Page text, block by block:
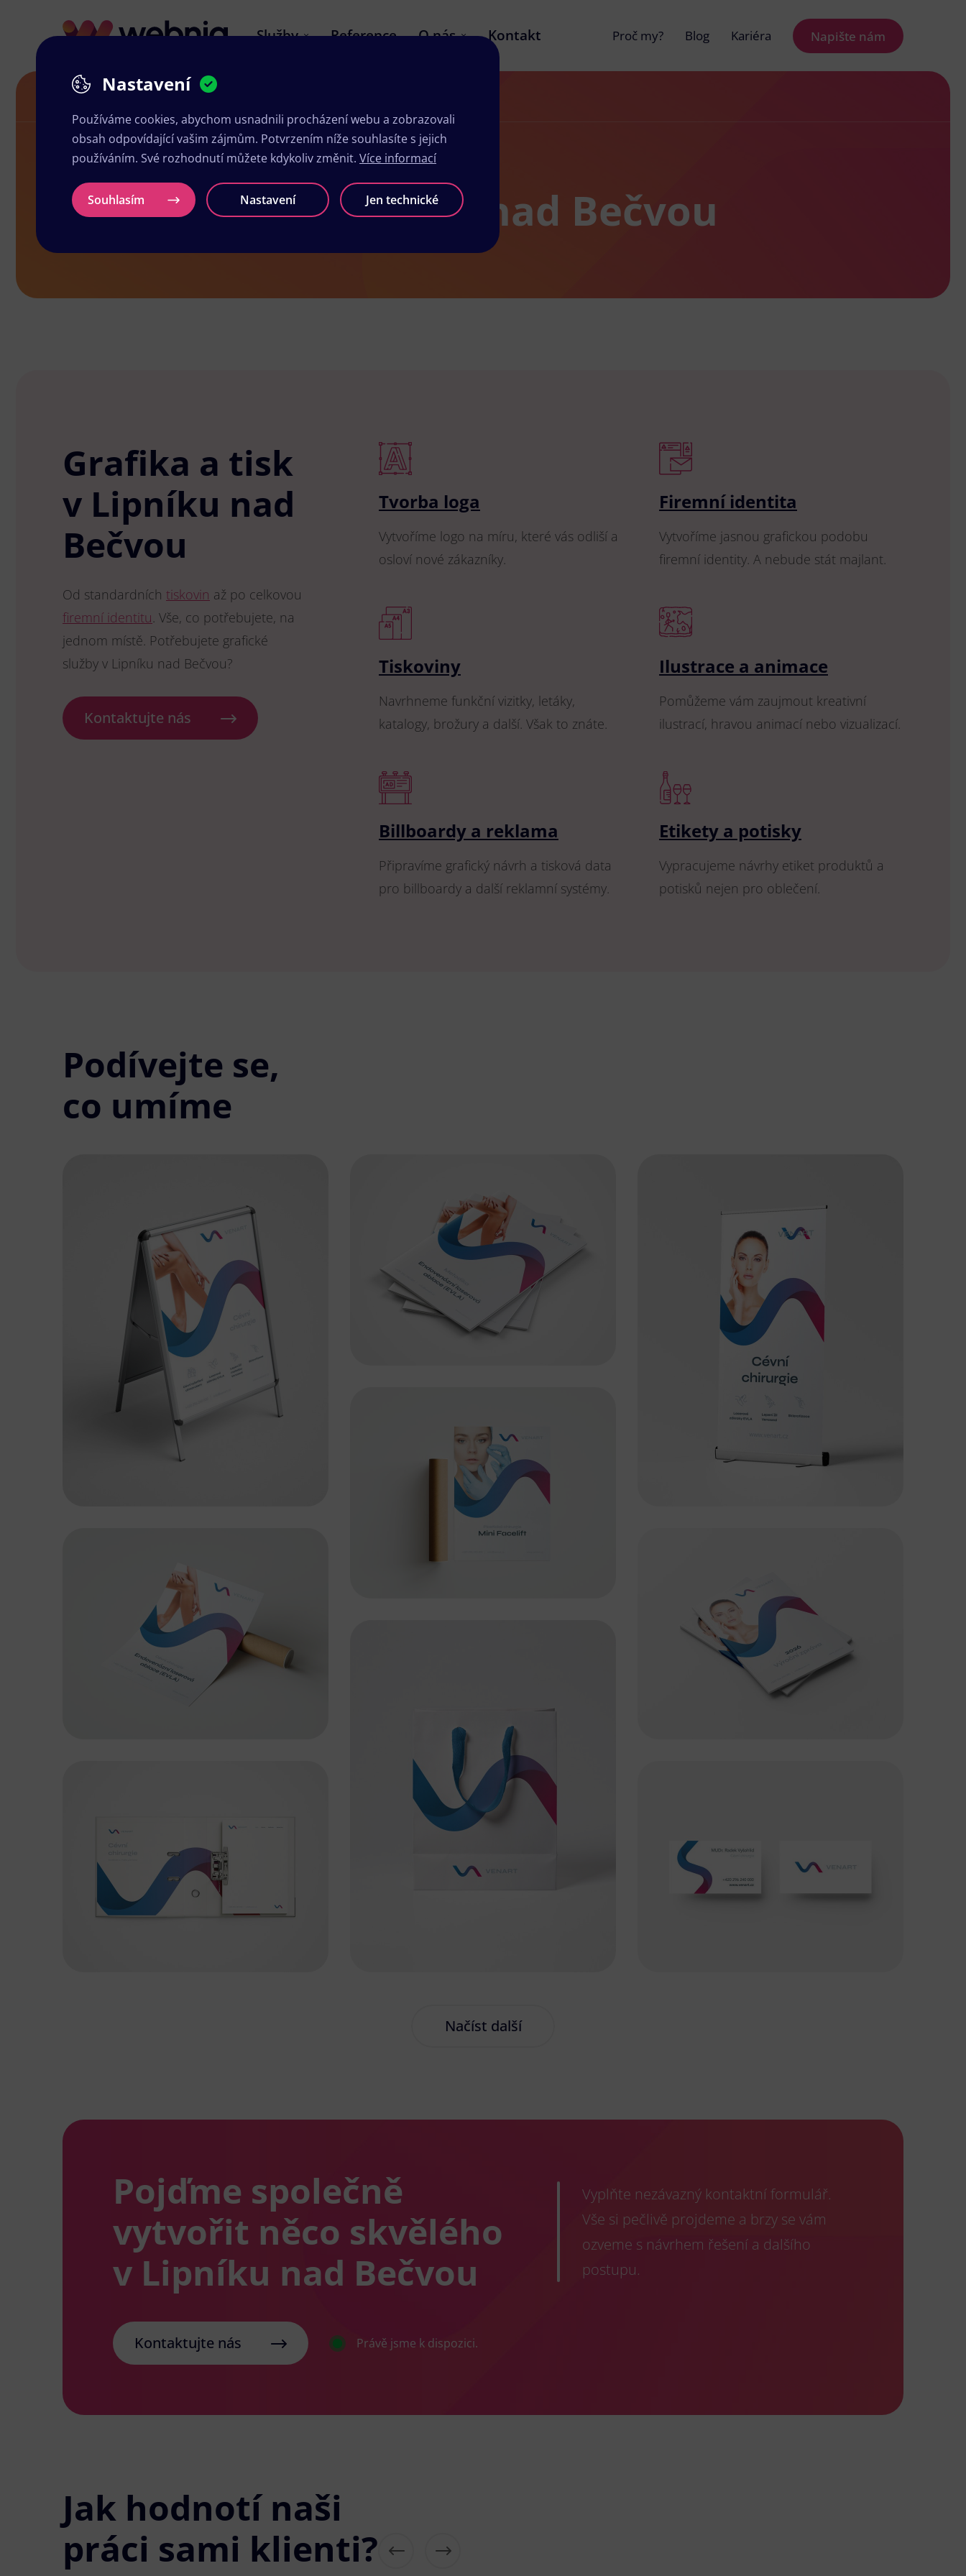
Služby Reference O nás Kontakt Proč my? Blog Kariéra Napište nám
Grafika a tisk Lipník nad Bečvou
Grafika a tisk Lipník nad Bečvou
Grafika a tisk
v Lipníku nad
Bečvou
Od standardních tiskovin až po celkovou
firemní identitu. Vše, co potřebujete, na
jednom místě. Potřebujete grafické
služby v Lipníku nad Bečvou?
Kontaktujte nás
Tvorba loga
Vytvoříme logo na míru, které vás odliší a
osloví nové zákazníky.
Firemní identita
Vytvoříme jasnou grafickou podobu
firemní identity. A nebude stát majlant.
Tiskoviny
Navrhneme funkční vizitky, letáky,
katalogy, brožury a další. Však to znáte.
Ilustrace a animace
Pomůžeme vám zaujmout kreativní
ilustrací, hravou animací nebo vizualizací.
Billboardy a reklama
Připravíme grafický návrh a tisková data
pro billboardy a další reklamní systémy.
Etikety a potisky
Vypracujeme návrhy etiket produktů a
potisků nejen pro oblečení.
Podívejte se,
co umíme
Načíst další
Pojďme společně
vytvořit něco skvělého
v Lipníku nad Bečvou
Vyplňte nezávazný kontaktní formulář.
Vše si pečlivě projdeme a brzy se vám
ozveme s návrhem řešení a dalšího
postupu.
Kontaktujte nás Právě jsme k dispozici.
Jak hodnotí naši
práci sami klienti?
Nastavení
Používáme cookies, abychom usnadnili procházení webu a zobrazovali
obsah odpovídající vašim zájmům. Potvrzením níže souhlasíte s jejich
používáním. Své rozhodnutí můžete kdykoliv změnit. Více informací
Souhlasím Nastavení Jen technické